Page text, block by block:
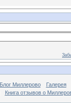
Блог Миллерово
Галерея
Книга отзывов о